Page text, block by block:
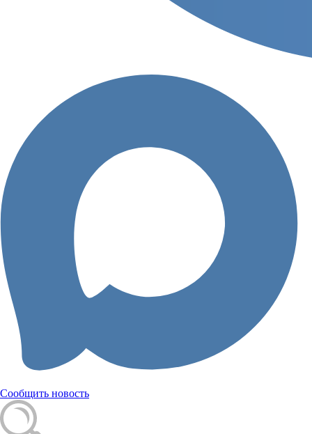
Сообщить новость